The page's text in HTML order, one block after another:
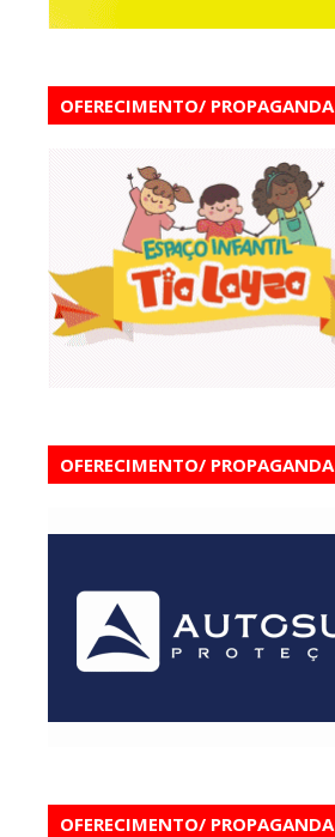
OFERECIMENTO/ PROPAGANDA
OFERECIMENTO/ PROPAGANDA
OFERECIMENTO/ PROPAGANDA